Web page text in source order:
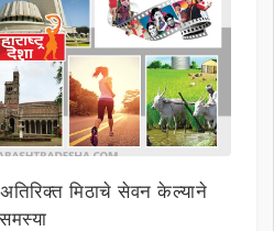
मिठाचे सेवन केल्याने